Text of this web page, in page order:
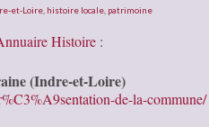
et-Loire histoire locale patrimoine
Histoire :
(Indre-et-Loire)
de-la-commune/